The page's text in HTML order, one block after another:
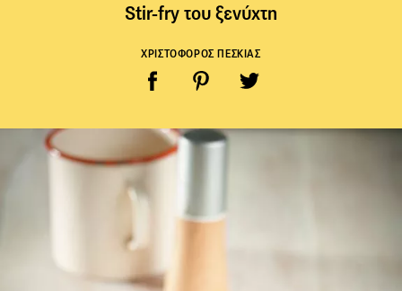
Stir-fry του ξενύχτη
ΧΡΙΣΤΟΦΟΡΟΣ ΠΕΣΚΙΑΣ